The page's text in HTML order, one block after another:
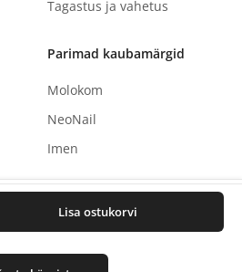
Lisa ostukorvi
Tagastus ja vahetus
Parimad kaubamärgid
Molokom
NeoNail
Imen
NaNails.eu Kõik õigused kaitstud
teie kogemuse parandamiseks.
meie privaatsuspoliitikaga.